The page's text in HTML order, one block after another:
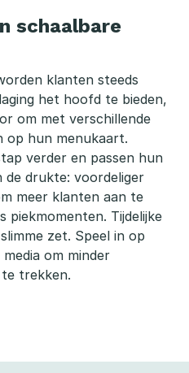
schaalbare
klanten steeds
het hoofd te bieden,
om met verschillende
op hun menukaart.
verder en passen hun
de drukte: voordeliger
meer klanten aan te
piekmomenten. Tijdelijke
zet. Speel in op
om minder
te trekken.